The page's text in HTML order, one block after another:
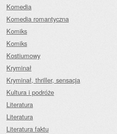
Komedia
Komedia romantyczna
Komiks
Komiks
Kostiumowy
Kryminał
Kryminał, thriller, sensacja
Kultura i podróże
Literatura
Literatura
Literatura faktu